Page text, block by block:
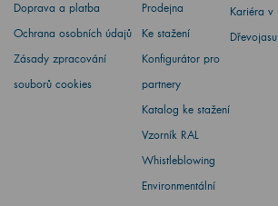
Doprava a platba
Ochrana osobních údajů
Zásady zpracování
souborů cookies
Prodejna
Ke stažení
Konfigurátor pro
partnery
Katalog ke stažení
Vzorník RAL
Whistleblowing
Environmentální
Kariéra v
Dřevojasu